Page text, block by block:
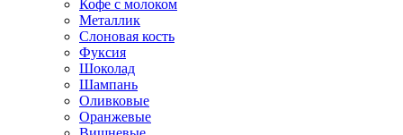
Кофе с молоком
Металлик
Слоновая кость
Фуксия
Шоколад
Шампань
Оливковые
Оранжевые